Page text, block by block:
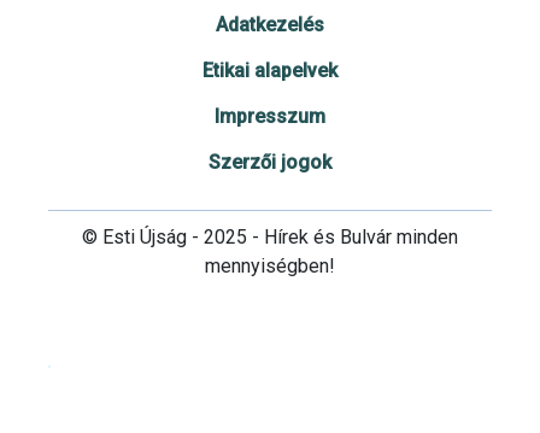
Adatkezelés
Etikai alapelvek
Impresszum
Szerzői jogok
© Esti Újság - 2025 - Hírek és Bulvár minden
mennyiségben!